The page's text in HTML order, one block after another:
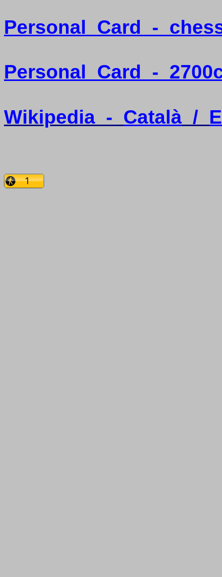
Personal Card -
Personal Card -
Wikipedia - Català /